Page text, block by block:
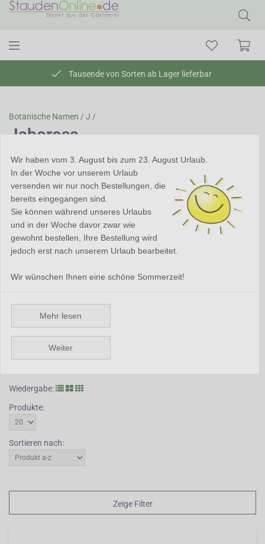
Tausende von Sorten ab Lager lieferbar
Botanische Namen / J /
Jaborosa
Jaborosa
Jaborosa ist eine kleine
Gattung innerhalb der
Nachtschattenfamilie. Sie
kommen ursprünglich aus
Südamerika und sind hier
mäßig winterfest. Bedecken
mit Blättern im Herbst, um sie im Winter zu schützen. Jaborosa hat
Halbschatten auf normalem Boden. An einem guten Standort ist
Bodendecker.
Wiedergabe:
Produkte:
Sortieren nach:
Zeige Filter
Wir haben vom 3. August bis zum 23. August Urlaub.
In der Woche vor unserem Urlaub
versenden wir nur noch Bestellungen, die
bereits eingegangen sind.
Sie können während unseres Urlaubs
und in der Woche davor zwar wie
gewohnt bestellen, Ihre Bestellung wird
jedoch erst nach unserem Urlaub bearbeitet.
Wir wünschen Ihnen eine schöne Sommerzeit!
Mehr lesen
Weiter